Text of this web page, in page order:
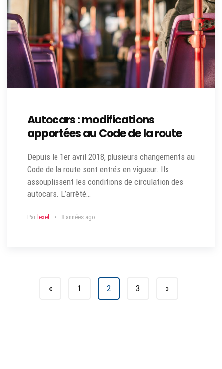
Autocars : modifications
apportées au Code de la route
Depuis le 1er avril 2018, plusieurs changements au
Code de la route sont entrés en vigueur. Ils
assouplissent les conditions de circulation des
autocars. L’arrêté…
Par lexel 8 années ago
« 1 2 3 »